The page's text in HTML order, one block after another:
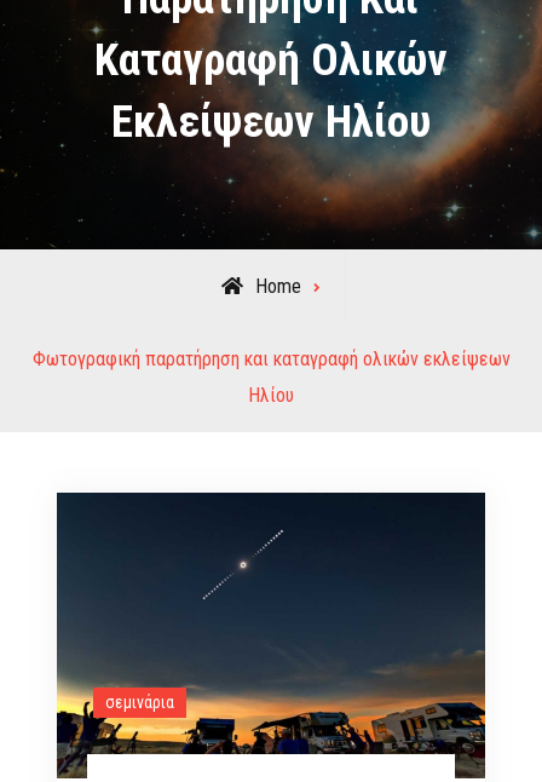
Καταγραφή Ολικών
Εκλείψεων Ηλίου
Home
Posts
Φωτογραφική παρατήρηση και καταγραφή ολικών εκλείψεων
Ηλίου
σεμινάρια